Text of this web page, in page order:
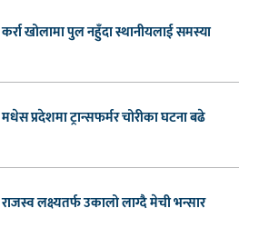
कर्रा खोलामा पुल नहुँदा स्थानीयलाई समस्या
मधेस प्रदेशमा ट्रान्सफर्मर चोरीका घटना बढे
राजस्व लक्ष्यतर्फ उकालो लाग्दै मेची भन्सार